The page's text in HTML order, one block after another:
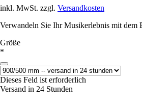
inkl. MwSt. zzgl. Versandkosten
Verwandeln Sie Ihr Musikerlebnis mit dem
Größe
*
Dieses Feld ist erforderlich
Versand in 24 Stunden